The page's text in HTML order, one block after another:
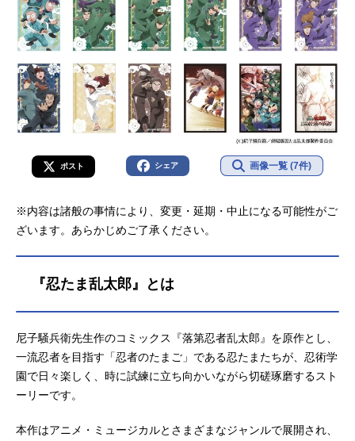
ポスト シェア 画像一覧 (7件)
※内容は諸般の事情により、変更・延期・中止になる可能性がご
ざいます。あらかじめご了承ください。
『忍たま乱太郎』とは
尼子騒兵衛先生作のコミックス『落第忍者乱太郎』を原作とし、
一流忍者を目指す「忍者のたまご」である忍たまたちが、忍術学
園で日々楽しく、時に試練に立ち向かいながら切磋琢磨するスト
ーリーです。
本作はアニメ・ミュージカルとさまざまなジャンルで展開され、